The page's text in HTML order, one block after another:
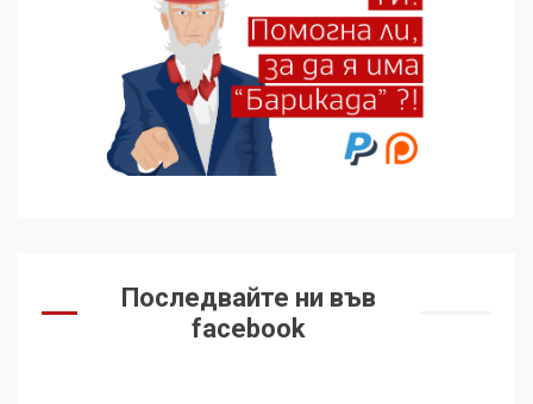
Последвайте ни във
facebook